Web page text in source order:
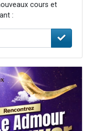
cours et
: